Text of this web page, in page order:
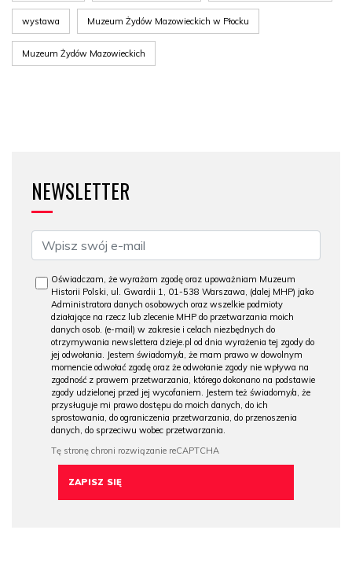
wystawa Muzeum Żydów Mazowieckich w Płocku
Muzeum Żydów Mazowieckich
NEWSLETTER
Oświadczam, że wyrażam zgodę oraz upoważniam Muzeum
Historii Polski, ul. Gwardii 1, 01-538 Warszawa, (dalej MHP) jako
Administratora danych osobowych oraz wszelkie podmioty
działające na rzecz lub zlecenie MHP do przetwarzania moich
danych osob. (e-mail) w zakresie i celach niezbędnych do
otrzymywania newslettera dzieje.pl od dnia wyrażenia tej zgody do
jej odwołania. Jestem świadomy/a, że mam prawo w dowolnym
momencie odwołać zgodę oraz że odwołanie zgody nie wpływa na
zgodność z prawem przetwarzania, którego dokonano na podstawie
zgody udzielonej przed jej wycofaniem. Jestem też świadomy/a, że
przysługuje mi prawo dostępu do moich danych, do ich
sprostowania, do ograniczenia przetwarzania, do przenoszenia
danych, do sprzeciwu wobec przetwarzania.